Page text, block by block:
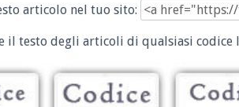
articolo nel tuo sito:
il testo degli articoli di qualsiasi codice